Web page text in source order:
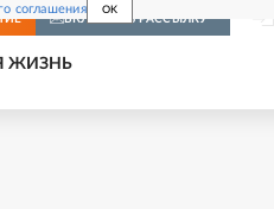
соглашения OK
ВКЛЮЧИТЬ РАССЫЛКУ
ЖИЗНЬ